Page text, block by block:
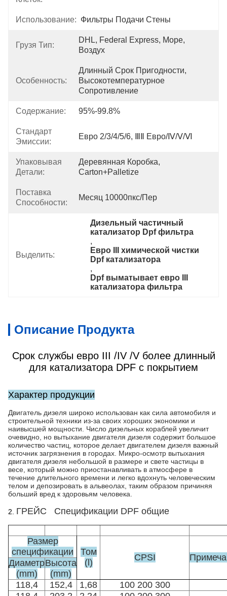
Использование: Фильтры Подачи Стены
Грузя Тип:
DHL, Federal Express, Море,
Воздух
Особенность:
Длинный Срок Пригодности,
Высокотемпературное
Сопротивление
Содержание: 95%-99.8%
Стандарт
Эмиссии:
Евро 2/3/4/5/6, ⅢⅡ Евро/Ⅳ/Ⅴ/Ⅵ
Упаковывая
Детали:
Деревянная Коробка,
Carton+Palletize
Поставка
Способности:
Месяц 10000пкс/пер
Выделить:
Дизельный частичный
катализатор Dpf фильтра
,
Евро III химической чистки
Dpf катализатора
,
Dpf выматывает евро III
катализатора фильтра
Описание Продукта
Срок службы евро III /IV /V более длинный
для катализатора DPF с покрытием
Характер продукции
Двигатель дизеля широко использован как сила автомобиля и
строительной техники из-за своих хороших экономики и
наивысшей мощности. Число дизельных кораблей увеличит
очевидно, но вытыхание двигателя дизеля содержит большое
количество частиц, которое делает двигателем дизеля важный
источник загрязнения в городах. Микро-осмотр вытыхания
двигателя дизеля небольшой в размере и свете частицы в
весе, который можно приостанавливать в атмосфере в
течение длительного времени и легко вдохнуть человеческим
телом и депозировать в альвеолах, таким образом причиняя
больший вред к здоровьям человека.
2. ГРЕЙС Спецификации DPF общие
Размер
спецификации
Том
(l)
CPSI
Диаметр
(mm)
Высота
(mm)
118,4
152,4 1,68
100 200 300